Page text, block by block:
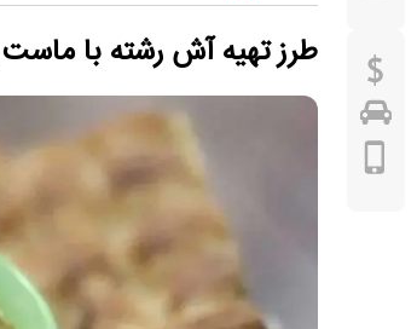
طرز تهیه آش رشته با